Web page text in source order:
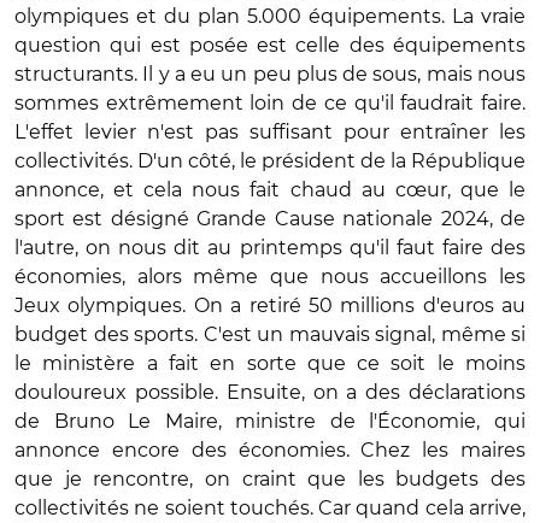
olympiques et du plan 5.000 équipements. La vraie
question qui est posée est celle des équipements
structurants. Il y a eu un peu plus de sous, mais nous
sommes extrêmement loin de ce qu'il faudrait faire.
L'effet levier n'est pas suffisant pour entraîner les
collectivités. D'un côté, le président de la République
annonce, et cela nous fait chaud au cœur, que le
sport est désigné Grande Cause nationale 2024, de
l'autre, on nous dit au printemps qu'il faut faire des
économies, alors même que nous accueillons les
Jeux olympiques. On a retiré 50 millions d'euros au
budget des sports. C'est un mauvais signal, même si
le ministère a fait en sorte que ce soit le moins
douloureux possible. Ensuite, on a des déclarations
de Bruno Le Maire, ministre de l'Économie, qui
annonce encore des économies. Chez les maires
que je rencontre, on craint que les budgets des
collectivités ne soient touchés. Car quand cela arrive,